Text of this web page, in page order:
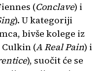
(Conclave) i
). U kategoriji
bivše kolege iz
Culkin (A Real Pain) i
), suočit će se